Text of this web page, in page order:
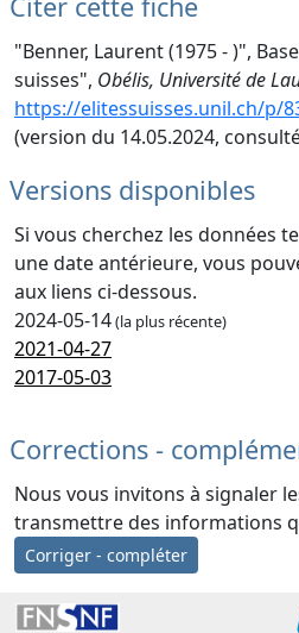
Citer cette fiche
"Benner, Laurent (1975 - )",
suisses", Obélis, Université de
https://elitessuisses.unil.ch/p/
(version du 14.05.2024,
Versions disponibles
Si vous cherchez les données
une date antérieure, vous
aux liens ci-dessous.
2024-05-14(la plus récente)
2021-04-27
2017-05-03
Corrections -
Nous vous invitons à signaler
transmettre des informations
Corriger - compléter